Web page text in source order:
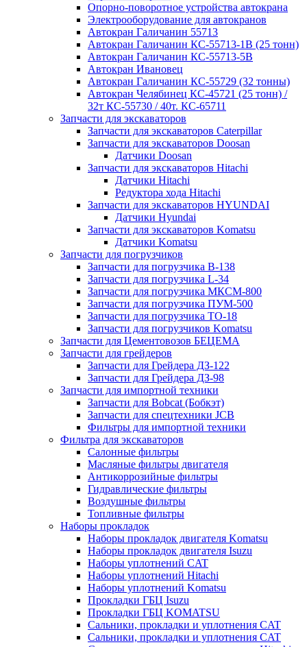
Опорно-поворотное устройства автокрана
Электрооборудование для автокранов
Автокран Галичанин 55713
Автокран Галичанин КС-55713-1В (25 тонн)
Автокран Галичанин КС-55713-5В
Автокран Ивановец
Автокран Галичанин КС-55729 (32 тонны)
Автокран Челябинец КС-45721 (25 тонн) /
32т КС-55730 / 40т. КС-65711
Запчасти для экскаваторов
Запчасти для экскаваторов Caterpillar
Запчасти для экскаваторов Doosan
Датчики Doosan
Запчасти для экскаваторов Hitachi
Датчики Hitachi
Редуктора хода Hitachi
Запчасти для экскаваторов HYUNDAI
Датчики Hyundai
Запчасти для экскаваторов Komatsu
Датчики Komatsu
Запчасти для погрузчиков
Запчасти для погрузчика B-138
Запчасти для погрузчика L-34
Запчасти для погрузчика МКСМ-800
Запчасти для погрузчика ПУМ-500
Запчасти для погрузчика ТО-18
Запчасти для погрузчиков Komatsu
Запчасти для Цементовозов БЕЦЕМА
Запчасти для грейдеров
Запчасти для Грейдера ДЗ-122
Запчасти для Грейдера ДЗ-98
Запчасти для импортной техники
Запчасти для Bobcat (Бобкэт)
Запчасти для спецтехники JCB
Фильтры для импортной техники
Фильтра для экскаваторов
Салонные фильтры
Масляные фильтры двигателя
Антикоррозийные фильтры
Гидравлические фильтры
Воздушные фильтры
Топливные фильтры
Наборы прокладок
Наборы прокладок двигателя Komatsu
Наборы прокладок двигателя Isuzu
Наборы уплотнений CAT
Наборы уплотнений Hitachi
Наборы уплотнений Komatsu
Прокладки ГБЦ Isuzu
Прокладки ГБЦ KOMATSU
Сальники, прокладки и уплотнения CAT
Сальники, прокладки и уплотнения CAT